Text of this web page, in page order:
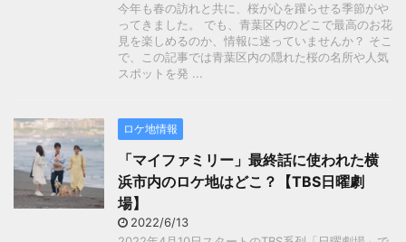
今年も春の訪れと共に、桜が心を躍らせる季節がや
ってきました。 でも、青葉区内のどこで最高のお花
見を楽しめるのか、情報に迷っていませんか？ そこ
で、この記事では青葉区内の隠れた桜の名所や人気
スポットを発 ...
ロケ地情報
「マイファミリー」最終話に使われた横
浜市内のロケ地はどこ？【TBS日曜劇
場】
2022/6/13